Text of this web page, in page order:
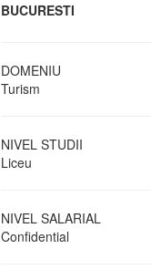
BUCURESTI
DOMENIU
Turism
NIVEL STUDII
Liceu
NIVEL SALARIAL
Confidential